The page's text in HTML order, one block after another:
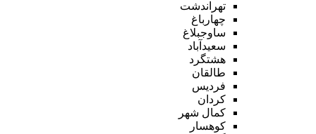
تهراندشت
چهارباغ
ساوجبلاغ
سعیدآباد
هشتگرد
طالقان
فردیس
کردان
کمال شهر
کوهسار